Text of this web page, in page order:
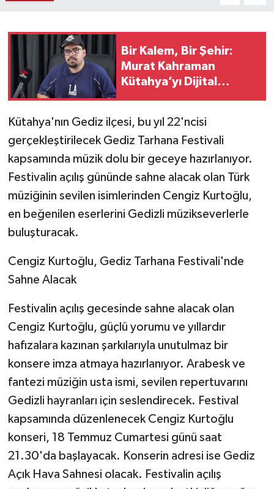
Bir Kalem, Bir Şehir:
Murat Kahraman
Kütahya’yı Dijital
Kütahya'nın Gediz ilçesi, bu yıl 22'ncisi
gerçekleştirilecek Gediz Tarhana Festivali
kapsamında müzik dolu bir geceye hazırlanıyor.
Festivalin açılış gününde sahne alacak olan Türk
müziğinin sevilen isimlerinden Cengiz Kurtoğlu,
en beğenilen eserlerini Gedizli müzikseverlerle
buluşturacak.
Cengiz Kurtoğlu, Gediz Tarhana Festivali'nde
Sahne Alacak
Festivalin açılış gecesinde sahne alacak olan
Cengiz Kurtoğlu, güçlü yorumu ve yıllardır
hafızalara kazınan şarkılarıyla unutulmaz bir
konsere imza atmaya hazırlanıyor. Arabesk ve
fantezi müziğin usta ismi, sevilen repertuvarını
Gedizli hayranları için seslendirecek. Festival
kapsamında düzenlenecek Cengiz Kurtoğlu
konseri, 18 Temmuz Cumartesi günü saat
21.30'da başlayacak. Konserin adresi ise Gediz
Açık Hava Sahnesi olacak. Festivalin açılış
Seri İlan
Siyaset
Spor
Teknoloji
Vasıta
Vefat Haberleri
Yaşam